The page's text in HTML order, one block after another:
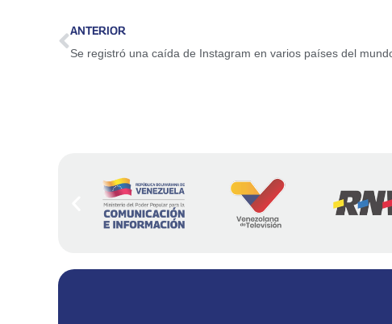
ANTERIOR
Se registró una caída de Instagram en varios países del